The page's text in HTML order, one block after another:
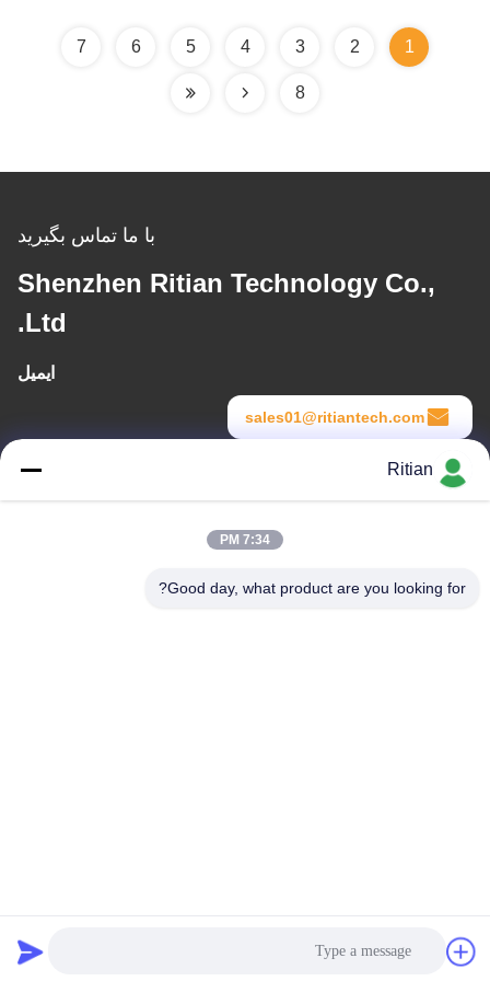
1
2
3
4
5
6
7
8
با ما تماس بگیرید
Shenzhen Ritian Technology Co.,
Ltd.
ایمیل
sales01@ritiantech.com
زمان کار
8:30-18:00
آدرس شرکت
سیاست حفظ حریم خصوصی
Ritian
7:34 PM
Good day, what product are you looking for?